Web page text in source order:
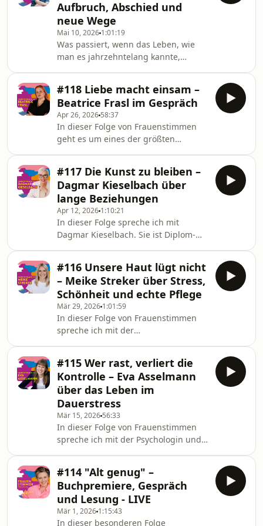
Frauenstimmen spreche ich mit der
Journalistin und Autorin Evelyn
Höllrigl über Mikrofeminismus – also
über die kleinen alltäglichen
Situationen, in denen
Gleichberechtigung beginnt oder
eben verh
Aufbruch, Abschied und
neue Wege
Mai 10, 2026 1:01:19
Was passiert, wenn das Leben, wie
man es jahrzehntelang kannte,
Abschiede spürbar werden – und
gleichzeitig eine neue Freiheit
entsteht?In dieser Folge von
Frauenstimmen spreche ich mit der
Journalistin und Bestsellerautorin
Adrienne Friedlaender über die große
Halbzeit des Lebens: über leere
Nester, alte Ängste, neue Abenteuer
und die
#118 Liebe macht einsam –
Beatrice Frasl im Gespräch
Apr 26, 2026 58:37
In dieser Folge von Frauenstimmen
geht es um eines der größten
Illusionen: die romantische
Liebe.Heute spreche ich mit Autorin,
Podcasterin und
Kulturwissenschaftlerin Beatrice Frasl
über ihr radikales Buch
„Entromantisiert euch!“. Ein Gespräch,
das irritiert, herausfordert und lange
nachhallt. Was, wenn die eine große
Liebe nich
#117 Die Kunst zu bleiben –
Dagmar Kieselbach über
lange Beziehungen
Apr 12, 2026 1:10:21
In dieser Folge spreche ich mit
Dagmar Kieselbach. Sie ist Diplom-
führt gemeinsam mit ihrem Mann
Thomas Hallet eine
Paartherapiepraxis in Köln. Das
Besondere: Die beiden beraten Paare
immer gemeinsam – aus zwei
Perspektiven und mit der Erfahrung
einer langjährigen eigenen
Beziehung.Bleiben oder gehen –
Should I Stay or Should I Go?
#116 Unsere Haut lügt nicht
– Meike Streker über Stress,
Schönheit und echte Pflege
Mär 29, 2026 1:01:59
In dieser Folge von Frauenstimmen
spreche ich mit der
Meike Streker über die faszinierende
Verbindung zwischen Haut und Seele.
Es geht um Stress, Schlaf, Ernährung
– und um die Frage, warum keine
Creme der Welt ersetzen kann, was
von innen kommt.Unsere Haut ist
mehr als nur eine Hülle.Sie schützt
uns – und sie verrät uns. Sie zeigt,
was
#115 Wer rast, verliert die
Kontrolle – Eva Asselmann
über das Leben im
Dauerstress
Mär 15, 2026 56:33
In dieser Folge von Frauenstimmen
spreche ich mit der Psychologin und
kennen: dass alles zu viel
wird.Termine, Entscheidungen,
Erwartungen, Möglichkeiten – unsere
Welt bietet uns mehr Optionen als je
#114 "Alt genug" –
Buchpremiere, Gespräch
und Lesung - LIVE
Mär 1, 2026 1:15:43
In dieser besonderen Folge